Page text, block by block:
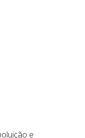
e